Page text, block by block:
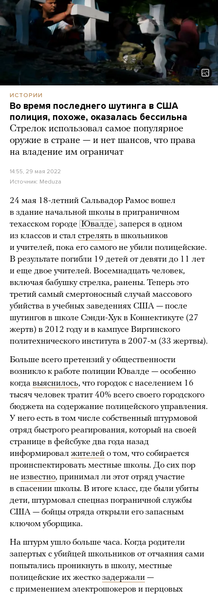
ИСТОРИИ
Во время последнего шутинга в США
полиция, похоже, оказалась бессильна
Стрелок использовал самое популярное
оружие в стране — и нет шансов, что права
на владение им ограничат
14:55, 29 мая 2022
Источник: Meduza
24 мая 18-летний Сальвадор Рамос вошел
в здание начальной школы в приграничном
техасском городе Ювалде , заперся в одном
из классов и стал стрелять в школьников
и учителей, пока его самого не убили полицейские.
В результате погибли 19 детей от девяти до 11 лет
и еще двое учителей. Восемнадцать человек,
включая бабушку стрелка, ранены. Теперь это
третий самый смертоносный случай массового
убийства в учебных заведениях США — после
шутингов в школе Сэнди-Хук в Коннектикуте (27
жертв) в 2012 году и в кампусе Виргинского
политехнического института в 2007-м (33 жертвы).
Больше всего претензий у общественности
возникло к работе полиции Ювалде — особенно
когда выяснилось, что городок с населением 16
тысяч человек тратит 40% всего своего городского
бюджета на содержание полицейского управления.
У него есть в том числе собственный штурмовой
отряд быстрого реагирования, который на своей
странице в фейсбуке два года назад
информировал жителей о том, что собирается
проинспектировать местные школы. До сих пор
не известно, принимал ли этот отряд участие
в спасении школы. В итоге класс, где были убиты
дети, штурмовал спецназ пограничной службы
США — бойцы отряда открыли его запасным
ключом уборщика.
На штурм ушло больше часа. Когда родители
запертых с убийцей школьников от отчаяния сами
попытались проникнуть в школу, местные
полицейские их жестко задержали —
с применением электрошокеров и перцовых